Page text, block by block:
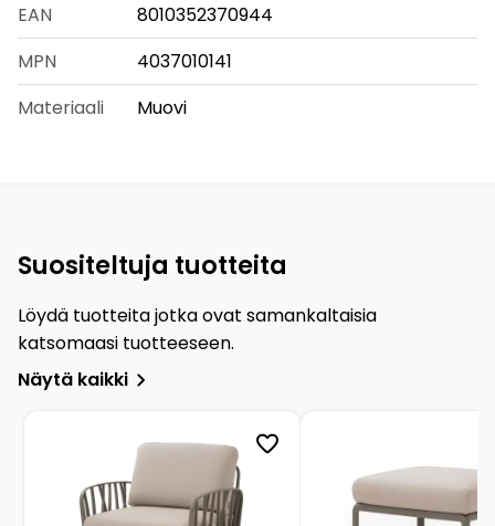
EAN
8010352370944
MPN
4037010141
Materiaali
Muovi
Suositeltuja tuotteita
Löydä tuotteita jotka ovat samankaltaisia
katsomaasi tuotteeseen.
Näytä kaikki